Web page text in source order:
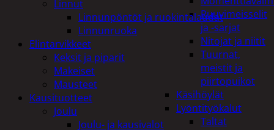
Ruuvimeisselit
ja -sarjat
Nitojat ja niitit
Tuurnat,
meistit ja
piirtopuikot
Käsihöylät
Lyöntityökalut
Taltat
Linnut
Linnunpöntöt ja ruokintalaudat
Linnunruoka
Elintarvikkeet
Keksit ja piparit
Makeiset
Mausteet
Kausituotteet
Joulu
Joulu- ja kausivalot